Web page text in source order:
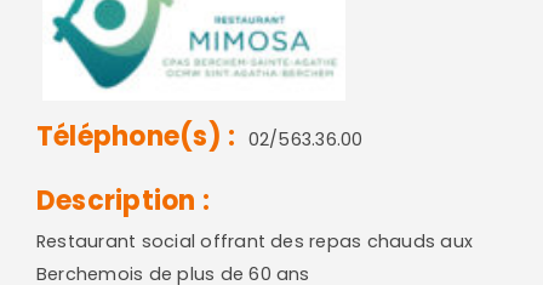
Téléphone(s) : 02/563.36.00
Description :
Restaurant social offrant des repas chauds aux
Berchemois de plus de 60 ans